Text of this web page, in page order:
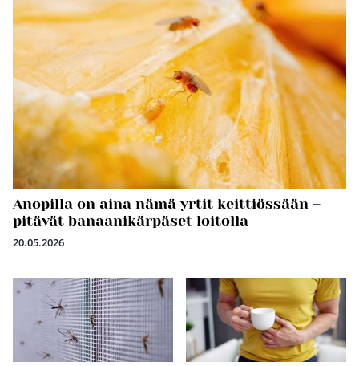
Anopilla on aina nämä yrtit keittiössään –
pitävät banaanikärpäset loitolla
20.05.2026